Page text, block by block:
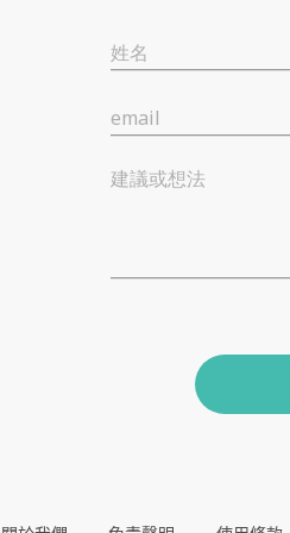
姓名
email
建議或想法